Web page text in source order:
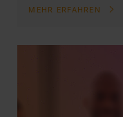
MEHR ERFAHREN